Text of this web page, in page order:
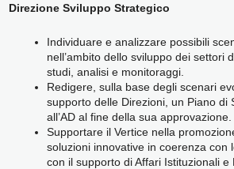
Direzione Sviluppo Strategico
Individuare e analizzare possibili
nell’ambito dello sviluppo dei settori
studi, analisi e monitoraggi.
Redigere, sulla base degli scenari
supporto delle Direzioni, un Piano di
all’AD al fine della sua approvazione.
Supportare il Vertice nella
soluzioni innovative in coerenza con
con il supporto di Affari Istituzionali e